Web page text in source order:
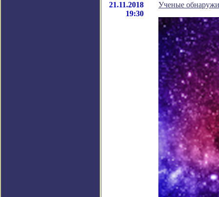
21.11.2018
19:30
Ученые